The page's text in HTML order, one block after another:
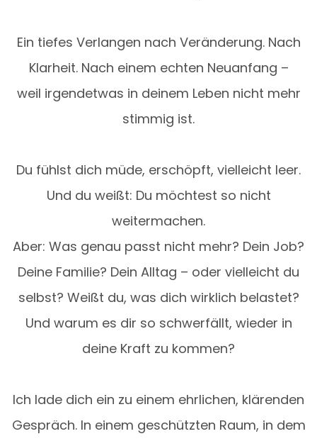
Ein tiefes Verlangen nach Veränderung. Nach
Klarheit. Nach einem echten Neuanfang –
weil irgendetwas in deinem Leben nicht mehr
stimmig ist.
Du fühlst dich müde, erschöpft, vielleicht leer.
Und du weißt: Du möchtest so nicht
weitermachen.
Aber: Was genau passt nicht mehr? Dein Job?
Deine Familie? Dein Alltag – oder vielleicht du
selbst? Weißt du, was dich wirklich belastet?
Und warum es dir so schwerfällt, wieder in
deine Kraft zu kommen?
Ich lade dich ein zu einem ehrlichen, klärenden
Gespräch. In einem geschützten Raum, in dem